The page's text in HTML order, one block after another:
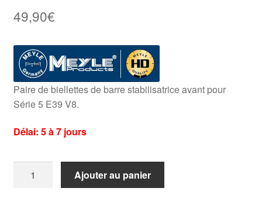
49,90€
Paire de biellettes de barre stabilisatrice avant pour
Série 5 E39 V8.
Délai: 5 à 7 jours
Ajouter au panier